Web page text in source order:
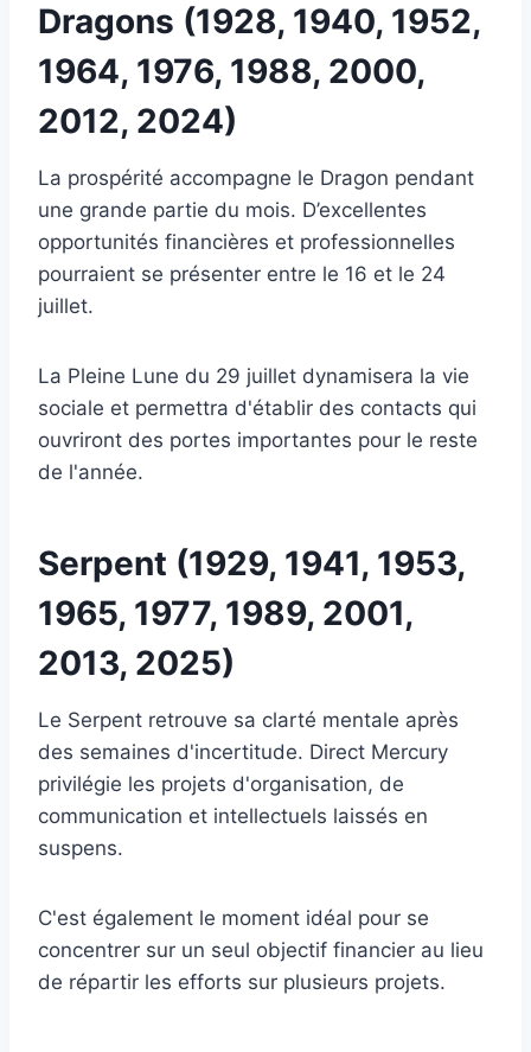
Dragons (1928, 1940, 1952,
1964, 1976, 1988, 2000,
2012, 2024)
La prospérité accompagne le Dragon pendant
une grande partie du mois. D’excellentes
opportunités financières et professionnelles
pourraient se présenter entre le 16 et le 24
juillet.
La Pleine Lune du 29 juillet dynamisera la vie
sociale et permettra d'établir des contacts qui
ouvriront des portes importantes pour le reste
de l'année.
Serpent (1929, 1941, 1953,
1965, 1977, 1989, 2001,
2013, 2025)
Le Serpent retrouve sa clarté mentale après
des semaines d'incertitude. Direct Mercury
privilégie les projets d'organisation, de
communication et intellectuels laissés en
suspens.
C'est également le moment idéal pour se
concentrer sur un seul objectif financier au lieu
de répartir les efforts sur plusieurs projets.